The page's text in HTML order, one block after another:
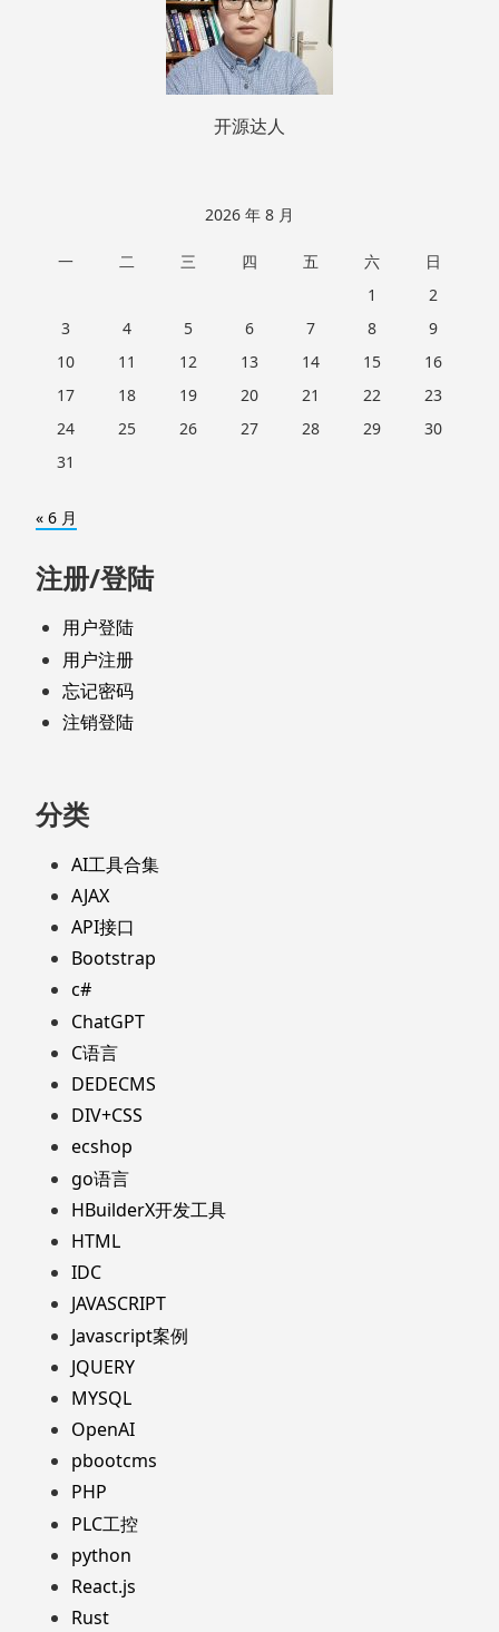
开源达人
2026 年 8 月
一 二 三 四 五 六
日
1
2
3
4 5 6 7 8
9
10
11 12 13 14 15
16
17
18 19 20 21 22
23
24
25 26 27 28 29
30
31
« 6 月
注册/登陆
用户登陆
用户注册
忘记密码
注销登陆
分类
AI工具合集
AJAX
API接口
Bootstrap
c#
ChatGPT
C语言
DEDECMS
DIV+CSS
ecshop
go语言
HBuilderX开发工具
HTML
IDC
JAVASCRIPT
Javascript案例
JQUERY
MYSQL
OpenAI
pbootcms
PHP
PLC工控
python
React.js
Rust